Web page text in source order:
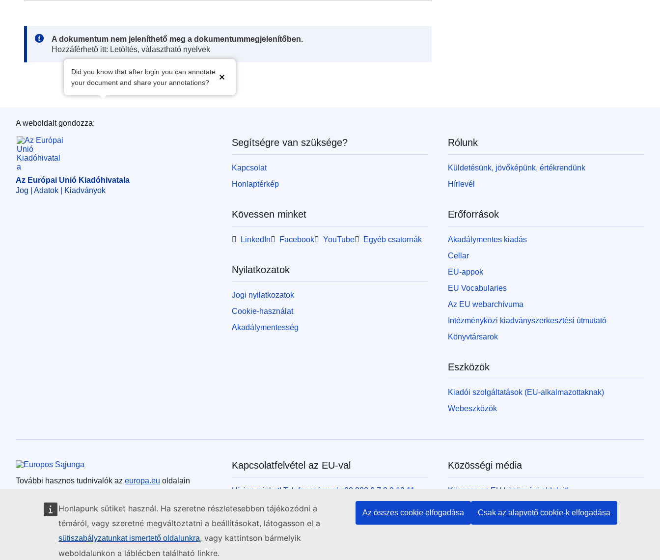
Honlapunk sütiket használ. Ha szeretne részletesebben tájékozódni a
témáról, vagy szeretné megváltoztatni a beállításokat, látogasson el a
sütiszabályzatunkat ismertető oldalunkra, vagy kattintson bármelyik
weboldalunkon a láblécben található linkre.
Az összes cookie elfogadása Csak az alapvető cookie-k elfogadása
Note:
A dokumentum nem jeleníthető meg a dokumentummegjelenítőben.
Hozzáférhető itt: Letöltés, választható nyelvek
Did you know that after login you can annotate
your document and share your annotations?
Az Európai Unió Kiadóhivatala
A weboldalt gondozza:
Az Európai Unió Kiadóhivatala
Jog | Adatok | Kiadványok
Segítségre van szüksége?
Kapcsolat
Honlaptérkép
Kövessen minket
LinkedIn Facebook YouTube Egyéb csatornák
Nyilatkozatok
Jogi nyilatkozatok
Cookie-használat
Akadálymentesség
Rólunk
Küldetésünk, jövőképünk, értékrendünk
Hírlevél
Erőforrások
Akadálymentes kiadás
Cellar
EU-appok
EU Vocabularies
Az EU webarchívuma
Intézményközi kiadványszerkesztési útmutató
Könyvtársarok
Eszközök
Kiadói szolgáltatások (EU-alkalmazottaknak)
Webeszközök
Európai Unió
További hasznos tudnivalók az europa.eu oldalain
Kapcsolatfelvétel az EU-val
Hívjon minket! Telefonszámunk: 00 800 6 7 8 9 10 11
Válasszon a többi telefonos kapcsolatfelvételi lehetőség
Írjon nekünk kapcsolatfelvételi űrlapunk kitöltésével!
Közösségi média
Kövesse az EU közösségi oldalait!
Uniós intézmények és szervek